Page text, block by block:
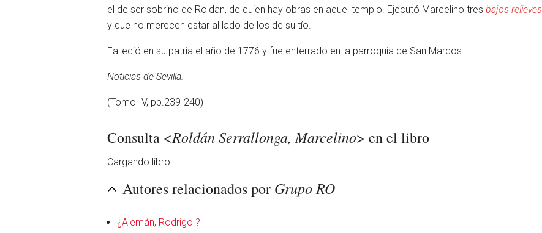
el de ser sobrino de Roldan, de quien hay obras en aquel templo. Ejecutó Marcelino tresbajos relieves
y que no merecen estar al lado de los de su tío.
Falleció en su patria el año de 1776 y fue enterrado en la parroquia de San Marcos.
Noticias de Sevilla.
(Tomo IV, pp.239-240)
Consulta <Roldán Serrallonga, Marcelino> en el libro
Cargando libro ...
Autores relacionados por Grupo RO
¿Alemán, Rodrigo ?